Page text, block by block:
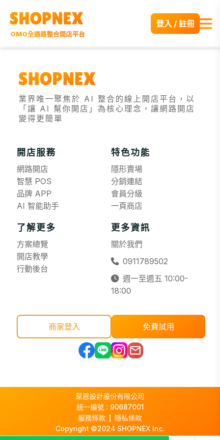
OMO全通路整合開店平台
登入 / 註冊
業界唯一聚焦於 AI 整合的線上開店平台，以
「讓 AI 幫你開店」為核心理念，讓網路開店
變得更簡單
開店服務
網路開店
智慧 POS
品牌 APP
AI 智能助手
特色功能
隱形賣場
分銷連結
會員分級
一頁商店
了解更多
方案總覽
開店教學
行動後台
更多資訊
關於我們
0911789502
週一至週五 10:00-
18:00
商家登入 免費試用
萊恩設計股份有限公司
統一編號 : 90687001
服務條款
隱私條款
Copyright ©2024 SHOPNEX Inc.